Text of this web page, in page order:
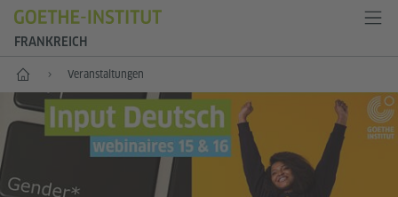
FRANKREICH
Start Veranstaltungen